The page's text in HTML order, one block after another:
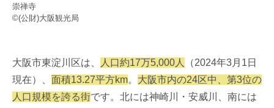
崇禅寺
©(公財)大阪観光局
大阪市東淀川区は、 人口約17万5,000人
（2024年3月1日
現在）、 面積13.27平方km。 大阪市内の24区中、第3位の
人口規模を誇る街です。北には神崎川・安威川、南には